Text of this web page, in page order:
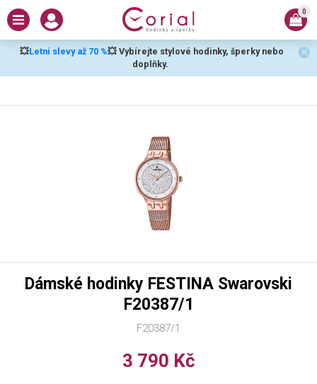
💥Letní slevy až 70 %💥 Vybírejte stylové hodinky, šperky nebo
doplňky.
0
F20387/1
Dámské hodinky FESTINA Swarovski
F20387/1
3 790 Kč